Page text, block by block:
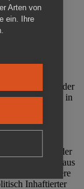
ein Ort
und
im Oktober
e. V. (MRZ), der
(1860-2002) in
Zuchthaus
steht die
der
Diktatur.
in der
Unrechts aus
Eine besondere
Inhaftierter
Arten von
ein. Ihre